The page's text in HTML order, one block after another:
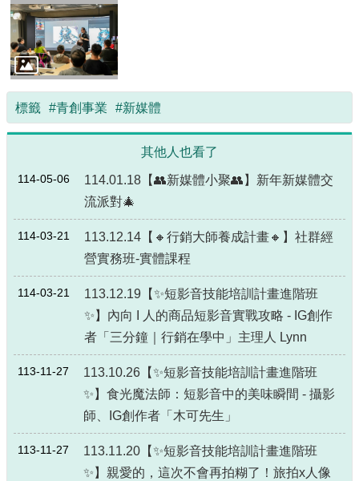
題
專
區
便
民
服
務
開
導
覽
箱
彙
標籤 #青創事業 #新媒體
其他人也看了
114-05-06
114.01.18【👥新媒體小聚👥】新年新媒體交
流派對🎄
114-03-21
113.12.14【🔸行銷大師養成計畫🔸】社群經
營實務班-實體課程
114-03-21
113.12.19【✨短影音技能培訓計畫進階班
✨】內向 I 人的商品短影音實戰攻略 - IG創作
者「三分鐘｜行銷在學中」主理人 Lynn
113-11-27
113.10.26【✨短影音技能培訓計畫進階班
✨】食光魔法師：短影音中的美味瞬間 - 攝影
師、IG創作者「木可先生」
113-11-27
113.11.20【✨短影音技能培訓計畫進階班
✨】親愛的，這次不會再拍糊了！旅拍x人像